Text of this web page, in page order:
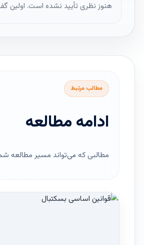
هنوز نظری تأیید نشده است. اولین
مطالب مرتبط
ادامه مطالعه
مطالبی که می‌تواند مسیر مطالعه